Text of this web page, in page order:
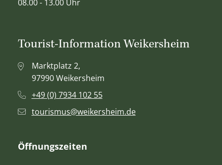
08.00 - 13.00 Uhr
Tourist-Information Weikersheim
Marktplatz 2,
97990 Weikersheim
+49 (0) 7934 102 55
tourismus@weikersheim.de
Öffnungszeiten